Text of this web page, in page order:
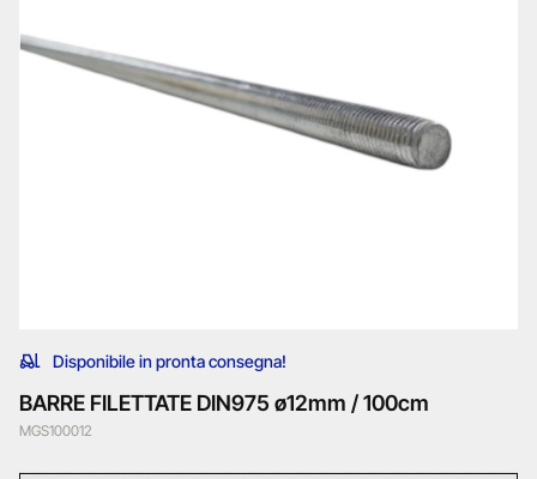
Disponibile in pronta consegna!
BARRE FILETTATE DIN975 ø12mm / 100cm
MGS100012